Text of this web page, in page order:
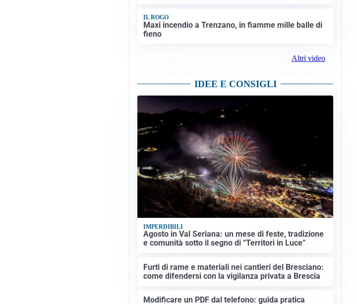
IL ROGO
Maxi incendio a Trenzano, in fiamme mille balle di
fieno
Altri video
IDEE E CONSIGLI
IMPERDIBILI
Agosto in Val Seriana: un mese di feste, tradizione
e comunità sotto il segno di “Territori in Luce”
Furti di rame e materiali nei cantieri del Bresciano:
come difendersi con la vigilanza privata a Brescia
Modificare un PDF dal telefono: guida pratica